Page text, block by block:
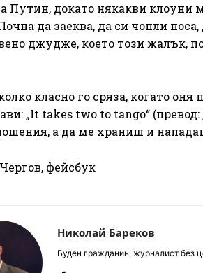
Путин, докато някакви
да заеква, да си чопли
джудже, което този жалък,
класно го сряза, когато
„It takes two to tango“
а да ме храниш и
фейсбук
Николай Бареков
Буден гражданин, журналист без